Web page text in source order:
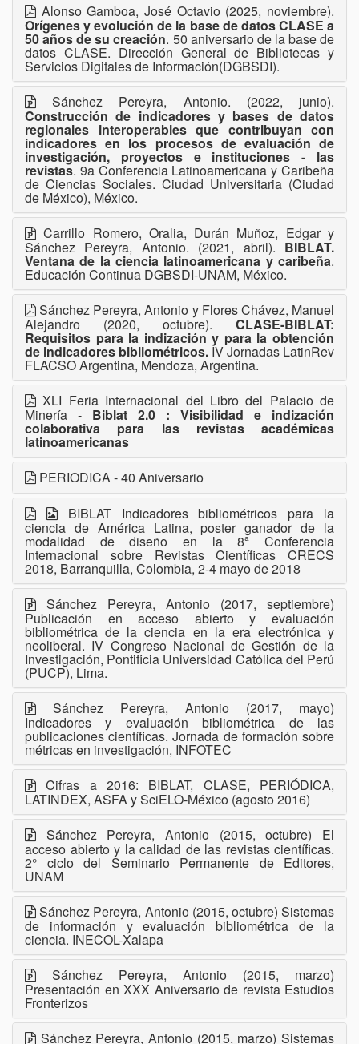
Alonso Gamboa, José Octavio (2025, noviembre).
Orígenes y evolución de la base de datos CLASE a
50 años de su creación. 50 aniversario de la base de
datos CLASE. Dirección General de Bibliotecas y
Servicios Digitales de Información(DGBSDI).
Sánchez Pereyra, Antonio. (2022, junio).
Construcción de indicadores y bases de datos
regionales interoperables que contribuyan con
indicadores en los procesos de evaluación de
investigación, proyectos e instituciones - las
revistas. 9a Conferencia Latinoamericana y Caribeña
de Ciencias Sociales. Ciudad Universitaria (Ciudad
de México), México.
Carrillo Romero, Oralia, Durán Muñoz, Edgar y
Sánchez Pereyra, Antonio. (2021, abril). BIBLAT.
Ventana de la ciencia latinoamericana y caribeña.
Educación Continua DGBSDI-UNAM, México.
Sánchez Pereyra, Antonio y Flores Chávez, Manuel
Alejandro (2020, octubre). CLASE-BIBLAT:
Requisitos para la indización y para la obtención
de indicadores bibliométricos. IV Jornadas LatinRev
FLACSO Argentina, Mendoza, Argentina.
XLI Feria Internacional del Libro del Palacio de
Minería - Biblat 2.0 : Visibilidad e indización
colaborativa para las revistas académicas
latinoamericanas
PERIODICA - 40 Aniversario
BIBLAT Indicadores bibliométricos para la
ciencia de América Latina, poster ganador de la
modalidad de diseño en la 8ª Conferencia
Internacional sobre Revistas Científicas CRECS
2018, Barranquilla, Colombia, 2-4 mayo de 2018
Sánchez Pereyra, Antonio (2017, septiembre)
Publicación en acceso abierto y evaluación
bibliométrica de la ciencia en la era electrónica y
neoliberal. IV Congreso Nacional de Gestión de la
Investigación, Pontificia Universidad Católica del Perú
(PUCP), Lima.
Sánchez Pereyra, Antonio (2017, mayo)
Indicadores y evaluación bibliométrica de las
publicaciones científicas. Jornada de formación sobre
métricas en investigación, INFOTEC
Cifras a 2016: BIBLAT, CLASE, PERIÓDICA,
LATINDEX, ASFA y SciELO-México (agosto 2016)
Sánchez Pereyra, Antonio (2015, octubre) El
acceso abierto y la calidad de las revistas científicas.
2° ciclo del Seminario Permanente de Editores,
UNAM
Sánchez Pereyra, Antonio (2015, octubre) Sistemas
de información y evaluación bibliométrica de la
ciencia. INECOL-Xalapa
Sánchez Pereyra, Antonio (2015, marzo)
Presentación en XXX Aniversario de revista Estudios
Fronterizos
Sánchez Pereyra, Antonio (2015, marzo) Sistemas